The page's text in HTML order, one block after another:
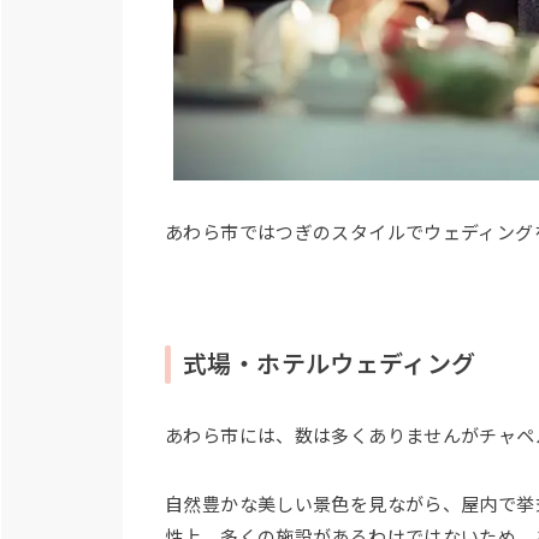
あわら市ではつぎのスタイルでウェディン
式場・ホテルウェディング
あわら市には、数は多くありませんがチャ
自然豊かな美しい景色を見ながら、屋内で